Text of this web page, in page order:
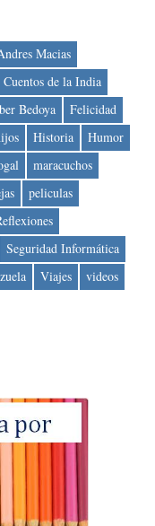
Macias
Cuentos de la India
Bedoya
Felicidad
Historia
Humor
maracuchos
peliculas
Seguridad Informática
Viajes videos